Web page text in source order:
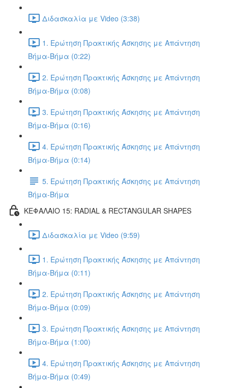
Διδασκαλία με Video (3:38)
1. Ερώτηση Πρακτικής Άσκησης με Απάντηση
Βήμα-Βήμα (0:22)
2. Ερώτηση Πρακτικής Άσκησης με Απάντηση
Βήμα-Βήμα (0:08)
3. Ερώτηση Πρακτικής Άσκησης με Απάντηση
Βήμα-Βήμα (0:16)
4. Ερώτηση Πρακτικής Άσκησης με Απάντηση
Βήμα-Βήμα (0:14)
5. Ερώτηση Πρακτικής Άσκησης με Απάντηση
Βήμα-Βήμα
ΚΕΦΑΛΑΙΟ 15: RADIAL & RECTANGULAR SHAPES
Διδασκαλία με Video (9:59)
1. Ερώτηση Πρακτικής Άσκησης με Απάντηση
Βήμα-Βήμα (0:11)
2. Ερώτηση Πρακτικής Άσκησης με Απάντηση
Βήμα-Βήμα (0:09)
3. Ερώτηση Πρακτικής Άσκησης με Απάντηση
Βήμα-Βήμα (1:00)
4. Ερώτηση Πρακτικής Άσκησης με Απάντηση
Βήμα-Βήμα (0:49)